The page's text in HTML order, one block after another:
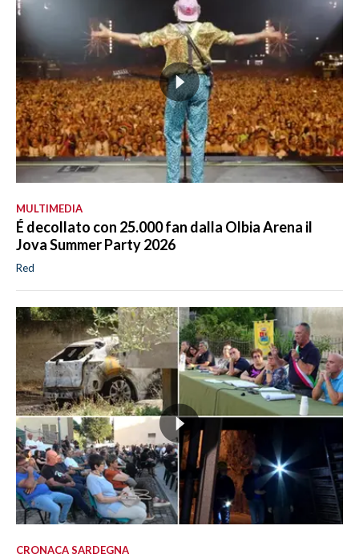
MULTIMEDIA
É decollato con 25.000 fan dalla Olbia Arena il
Jova Summer Party 2026
Red
CRONACA SARDEGNA